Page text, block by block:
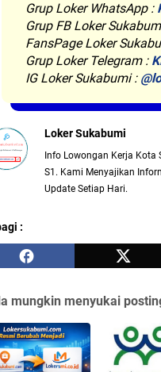
Grup Loker WhatsApp :
Grup FB Loker
FansPage Loker
Grup Loker Telegram :
IG Loker Sukabumi :
Loker Sukabumi
Info Lowongan Kerja Kota
S1. Kami Menyajikan
Update Setiap Hari.
:
mungkin menyukai